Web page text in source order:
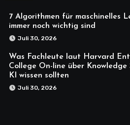
7 Algorithmen für maschinelles
immer noch wichtig sind
Juli 30, 2026
Was Fachleute laut Harvard
College On-line über Knowledge
KI wissen sollten
Juli 30, 2026